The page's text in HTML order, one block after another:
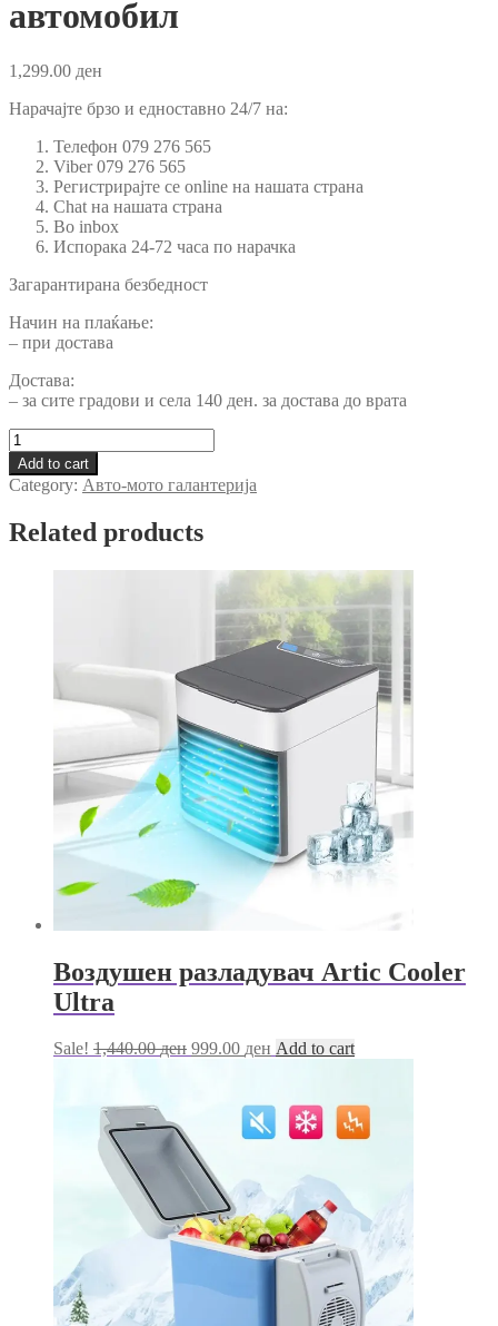
автомобил
1,299.00 ден
Нарачајте брзо и едноставно 24/7 на:
Телефон 079 276 565
Viber 079 276 565
Регистрирајте се online на нашата страна
Chat на нашата страна
Во inbox
Испорака 24-72 часа по нарачка
Загарантирана безбедност
Начин на плаќање:
– при достава
Достава:
– за сите градови и села 140 ден. за достава до врата
Bluetooth
радио
за
во
quantity
Add to cart
Category: Авто-мото галантерија
Related products
Воздушен разладувач Artic Cooler
Ultra
Sale! 1,440.00ден Original
1,440.00 ден.
999.00 ден Current
999.00 ден.
Add to cart